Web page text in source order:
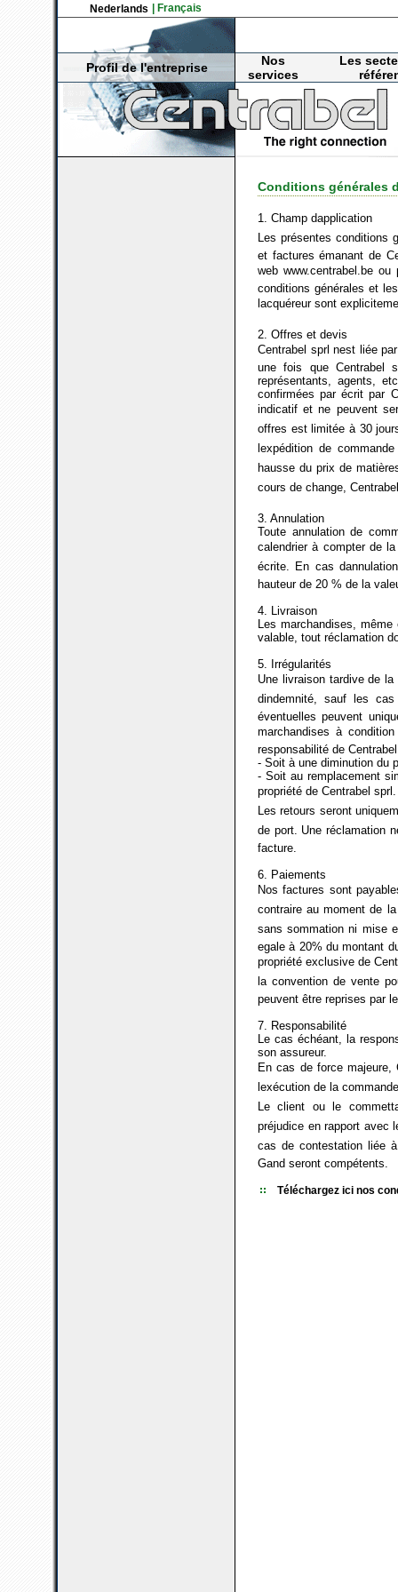
Nederlands | Français
Profil de l'entreprise
Nos
services
Les
Conditions générales
1. Champ dapplication
Les présentes conditions
et factures émanant de
web www.centrabel.be
conditions générales et
lacquéreur sont
2. Offres et devis
Centrabel sprl nest liée
une fois que Centrabel
représentants, agents,
confirmées par écrit par
indicatif et ne peuvent
offres est limitée à 30
lexpédition de
hausse du prix de
cours de change,
3. Annulation
Toute annulation de
calendrier à compter de la
écrite. En cas
hauteur de 20 % de la
4. Livraison
Les marchandises,
valable, tout réclamation
5. Irrégularités
Une livraison tardive de la
dindemnité, sauf les
éventuelles peuvent
marchandises à
responsabilité de
- Soit à une diminution du
- Soit au remplacement
propriété de Centrabel
Les retours seront
de port. Une réclamation
facture.
6. Paiements
Nos factures sont
contraire au moment de
sans sommation ni mise
egale à 20% du montant
propriété exclusive de
la convention de vente
peuvent être reprises par
7. Responsabilité
Le cas échéant, la
son assureur.
En cas de force majeure,
lexécution de la
Le client ou le
préjudice en rapport avec
cas de contestation liée à
Gand seront compétents.
Téléchargez ici nos